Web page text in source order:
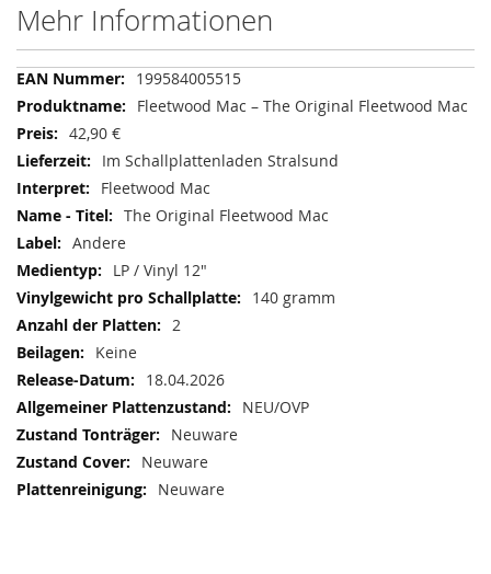
Mehr Informationen
Mehr
Informationen
199584005515
Fleetwood Mac – The Original Fleetwood Mac
42,90 €
Im Schallplattenladen Stralsund
Fleetwood Mac
The Original Fleetwood Mac
Andere
LP / Vinyl 12"
140 gramm
2
Keine
18.04.2026
NEU/OVP
Neuware
Neuware
Neuware